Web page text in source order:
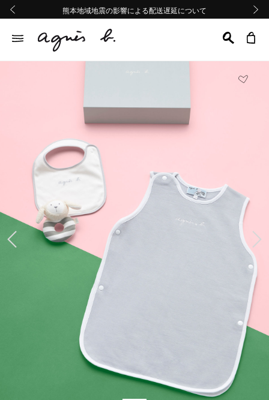
熊本地域地震の影響による配送遅延について
Summer Sale 2buy10%OFF!!
熊本地域地震の影響による配送遅延について
Summer Sale 2buy10%OFF!!
前の画像